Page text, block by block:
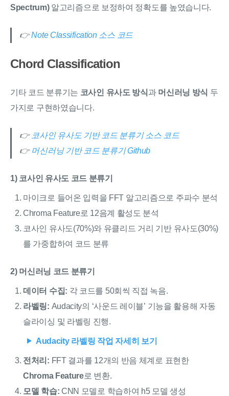
Spectrum)알고리즘으로 보정하여 정확도를 높였습니다.
👉Note Classification 소스 코드
Chord Classification
기타 코드 분류기는 코사인 유사도 방식과 머신러닝 방식 두
가지로 구현하였습니다.
👉 코사인 유사도 기반 코드 분류기 소스 코드
👉 머신러닝 기반 코드 분류기 Github
1) 코사인 유사도 코드 분류기
마이크로 들어온 입력을 FFT 알고리즘으로 주파수 분석
Chroma Feature로 12음계 활성도 분석
코사인 유사도(70%)와 유클리드 거리 기반 유사도(30%)
를 가중합하여 코드 분류
2) 머신러닝 코드 분류기
데이터 수집: 각 코드를 50회씩 직접 녹음.
라벨링: Audacity의 ‘사운드 레이블’ 기능을 활용해 자동
슬라이싱 및 라벨링 진행.
Audacity 라벨링 작업 자세히 보기
전처리: FFT 결과를 12개의 반음 체계로 표현한
Chroma Feature로 변환.
모델 학습: CNN 모델로 학습하여 h5 모델 생성